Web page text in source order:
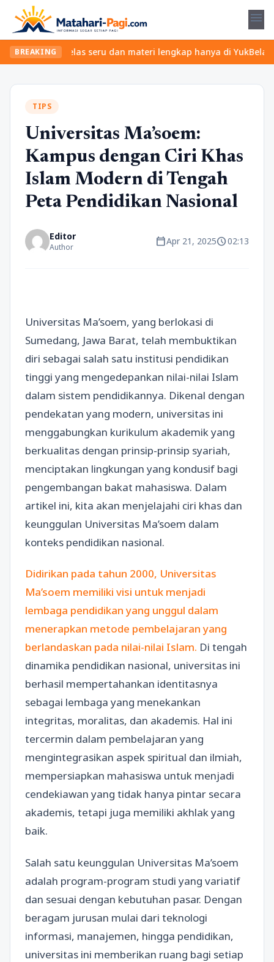
menu
BREAKING
kelas seru dan materi lengkap hanya di
TIPS
Universitas Ma’soem:
Kampus dengan Ciri Khas
Islam Modern di Tengah
Peta Pendidikan Nasional
Editor
Author calendar_todayApr 21, 2025schedule02:13
Universitas Ma’soem, yang berlokasi di
Sumedang, Jawa Barat, telah membuktikan
diri sebagai salah satu institusi pendidikan
tinggi yang mengedepankan nilai-nilai Islam
dalam sistem pendidikannya. Dikenal dengan
pendekatan yang modern, universitas ini
menggabungkan kurikulum akademik yang
berkualitas dengan prinsip-prinsip syariah,
menciptakan lingkungan yang kondusif bagi
pengembangan bakat mahasiswa. Dalam
artikel ini, kita akan menjelajahi ciri khas dan
keunggulan Universitas Ma’soem dalam
konteks pendidikan nasional.
Didirikan pada tahun 2000, Universitas
Ma’soem memiliki visi untuk menjadi
lembaga pendidikan yang unggul dalam
menerapkan metode pembelajaran yang
berlandaskan pada nilai-nilai Islam. Di tengah
dinamika pendidikan nasional, universitas ini
berhasil mempertahankan identitasnya
sebagai lembaga yang menekankan
integritas, moralitas, dan akademis. Hal ini
tercermin dalam pembelajaran yang
mengintegrasikan aspek spiritual dan ilmiah,
mempersiapkan mahasiswa untuk menjadi
cendekiawan yang tidak hanya pintar secara
akademis, tetapi juga memiliki akhlak yang
baik.
Salah satu keunggulan Universitas Ma’soem
adalah program-program studi yang variatif
dan sesuai dengan kebutuhan pasar. Dengan
beragam jurusan mulai dari teknologi
informasi, manajemen, hingga pendidikan,
universitas ini memberikan ruang bagi setiap